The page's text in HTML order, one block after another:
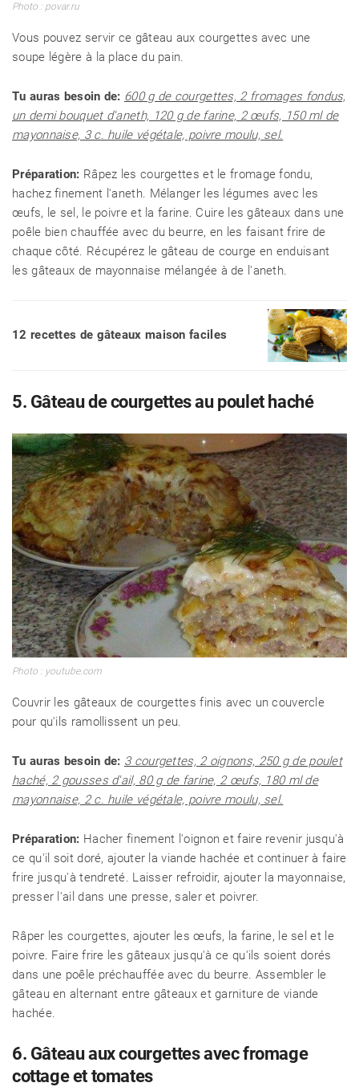
Photo : povar.ru
Vous pouvez servir ce gâteau aux courgettes avec une
soupe légère à la place du pain.
Tu auras besoin de: 600 g de courgettes, 2 fromages fondus,
un demi bouquet d'aneth, 120 g de farine, 2 œufs, 150 ml de
mayonnaise, 3 c. huile végétale, poivre moulu, sel.
Préparation: Râpez les courgettes et le fromage fondu,
hachez finement l'aneth. Mélanger les légumes avec les
œufs, le sel, le poivre et la farine. Cuire les gâteaux dans une
poêle bien chauffée avec du beurre, en les faisant frire de
chaque côté. Récupérez le gâteau de courge en enduisant
les gâteaux de mayonnaise mélangée à de l'aneth.
12 recettes de gâteaux maison faciles
5. Gâteau de courgettes au poulet haché
Photo : youtube.com
Couvrir les gâteaux de courgettes finis avec un couvercle
pour qu'ils ramollissent un peu.
Tu auras besoin de: 3 courgettes, 2 oignons, 250 g de poulet
haché, 2 gousses d'ail, 80 g de farine, 2 œufs, 180 ml de
mayonnaise, 2 c. huile végétale, poivre moulu, sel.
Préparation: Hacher finement l'oignon et faire revenir jusqu'à
ce qu'il soit doré, ajouter la viande hachée et continuer à faire
frire jusqu'à tendreté. Laisser refroidir, ajouter la mayonnaise,
presser l'ail dans une presse, saler et poivrer.
Râper les courgettes, ajouter les œufs, la farine, le sel et le
poivre. Faire frire les gâteaux jusqu'à ce qu'ils soient dorés
dans une poêle préchauffée avec du beurre. Assembler le
gâteau en alternant entre gâteaux et garniture de viande
hachée.
6. Gâteau aux courgettes avec fromage
cottage et tomates